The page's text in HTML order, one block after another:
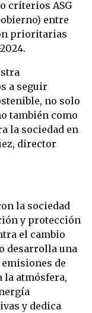
criterios ASG
entre
prioritarias
a seguir
no solo
también como
la sociedad en
director
la sociedad
y protección
el cambio
desarrolla una
de
la atmósfera,
y dedica